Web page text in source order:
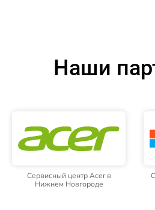
Наши
Сервисный центр Acer в
Нижнем Новгороде